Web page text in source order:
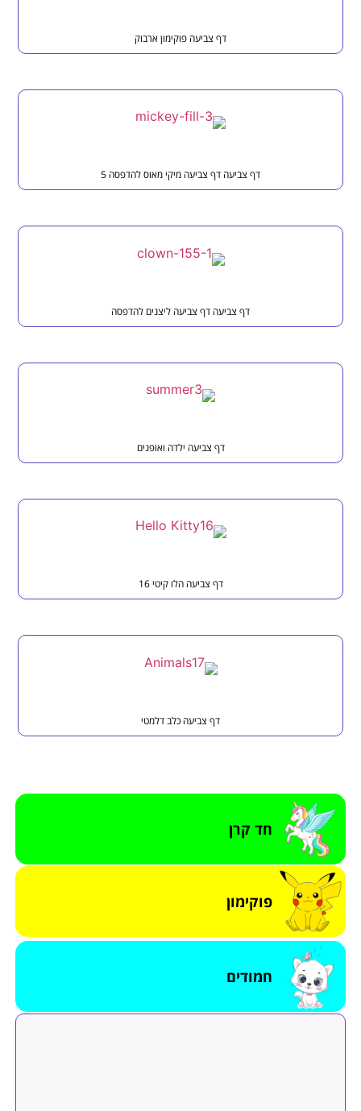
חד קרן
פוקימון
חמודים
דף צביעה פוקימון ארבוק
דף צביעה דף צביעה מיקי מאוס להדפסה 5
דף צביעה דף צביעה ליצנים להדפסה
דף צביעה ילדה ואופנים
דף צביעה הלו קיטי 16
דף צביעה כלב דלמטי